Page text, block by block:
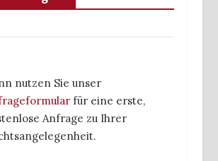
nutzen Sie unser
für eine erste,
Anfrage zu Ihrer